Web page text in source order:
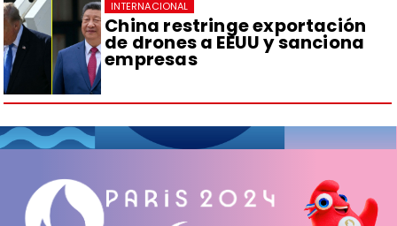
China restringe exportación
de drones a EEUU y sanciona
empresas
INTERNACIONAL